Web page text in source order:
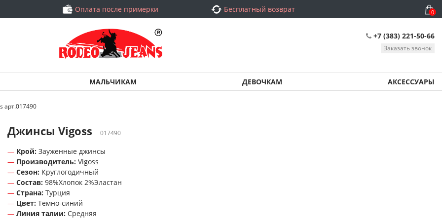
Оплата после примерки Бесплатный возврат 0
+7 (383) 221-50-66
Заказать звонок
МАЛЬЧИКАМ ДЕВОЧКАМ АКСЕССУАРЫ
арт.017490
Джинсы Vigoss 017490
Крой: Зауженные джинсы
Производитель: Vigoss
Сезон: Круглогодичный
Состав: 98%Хлопок 2%Эластан
Страна: Турция
Цвет: Темно-синий
Линия талии: Средняя